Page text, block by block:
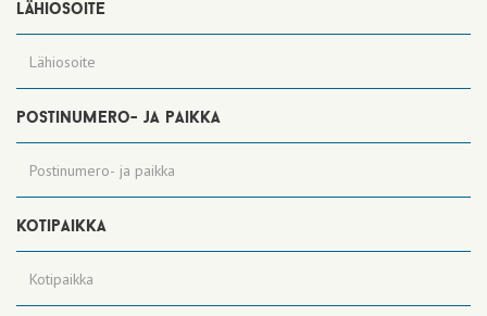
lähiosoite
postinumero- ja paikka
kotipaikka